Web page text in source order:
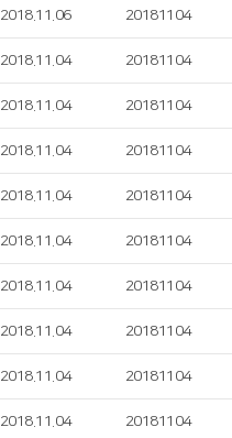
2018.11.06 20181104
2018.11.04 20181104
2018.11.04 20181104
2018.11.04 20181104
2018.11.04 20181104
2018.11.04 20181104
2018.11.04 20181104
2018.11.04 20181104
2018.11.04 20181104
2018.11.04 20181104